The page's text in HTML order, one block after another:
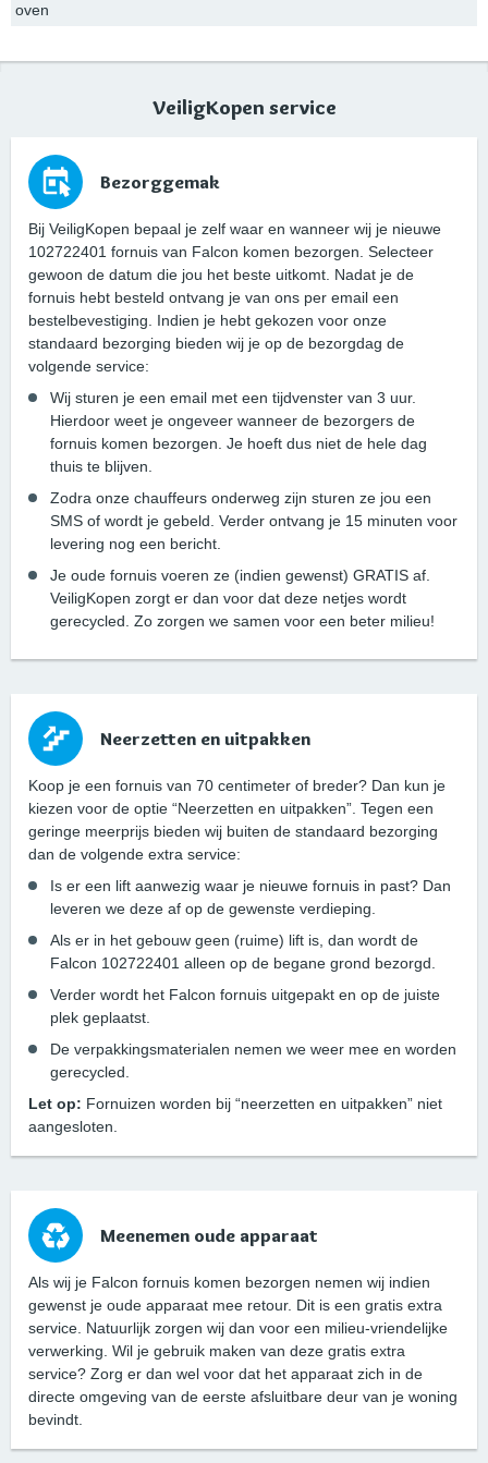
oven
VeiligKopen service
Bezorggemak
Bij VeiligKopen bepaal je zelf waar en wanneer wij je nieuwe
102722401 fornuis van Falcon komen bezorgen. Selecteer
gewoon de datum die jou het beste uitkomt. Nadat je de
fornuis hebt besteld ontvang je van ons per email een
bestelbevestiging. Indien je hebt gekozen voor onze
standaard bezorging bieden wij je op de bezorgdag de
volgende service:
Wij sturen je een email met een tijdvenster van 3 uur.
Hierdoor weet je ongeveer wanneer de bezorgers de
fornuis komen bezorgen. Je hoeft dus niet de hele dag
thuis te blijven.
Zodra onze chauffeurs onderweg zijn sturen ze jou een
SMS of wordt je gebeld. Verder ontvang je 15 minuten voor
levering nog een bericht.
Je oude fornuis voeren ze (indien gewenst) GRATIS af.
VeiligKopen zorgt er dan voor dat deze netjes wordt
gerecycled. Zo zorgen we samen voor een beter milieu!
Neerzetten en uitpakken
Koop je een fornuis van 70 centimeter of breder? Dan kun je
kiezen voor de optie “Neerzetten en uitpakken”. Tegen een
geringe meerprijs bieden wij buiten de standaard bezorging
dan de volgende extra service:
Is er een lift aanwezig waar je nieuwe fornuis in past? Dan
leveren we deze af op de gewenste verdieping.
Als er in het gebouw geen (ruime) lift is, dan wordt de
Falcon 102722401 alleen op de begane grond bezorgd.
Verder wordt het Falcon fornuis uitgepakt en op de juiste
plek geplaatst.
De verpakkingsmaterialen nemen we weer mee en worden
gerecycled.
Let op: Fornuizen worden bij “neerzetten en uitpakken” niet
aangesloten.
Meenemen oude apparaat
Als wij je Falcon fornuis komen bezorgen nemen wij indien
gewenst je oude apparaat mee retour. Dit is een gratis extra
service. Natuurlijk zorgen wij dan voor een milieu-vriendelijke
verwerking. Wil je gebruik maken van deze gratis extra
service? Zorg er dan wel voor dat het apparaat zich in de
directe omgeving van de eerste afsluitbare deur van je woning
bevindt.